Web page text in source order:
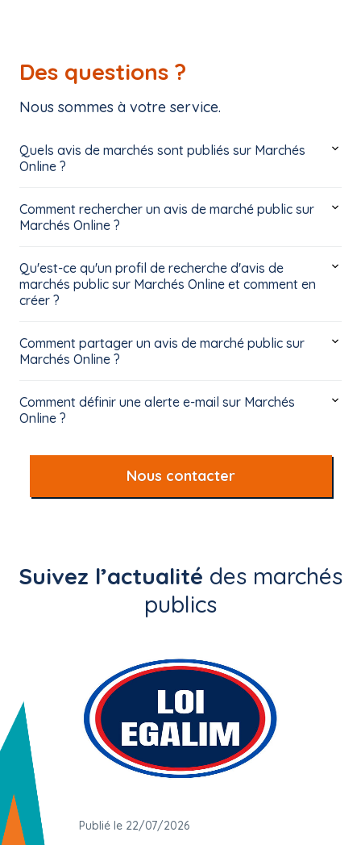
Des questions ?
Nous sommes à votre service.
Quels avis de marchés sont publiés sur Marchés
Online ?
Comment rechercher un avis de marché public sur
Marchés Online ?
Qu'est-ce qu'un profil de recherche d'avis de
marchés public sur Marchés Online et comment en
créer ?
Comment partager un avis de marché public sur
Marchés Online ?
Comment définir une alerte e-mail sur Marchés
Online ?
Nous contacter
Suivez l’actualité des marchés
publics
Publié le 22/07/2026